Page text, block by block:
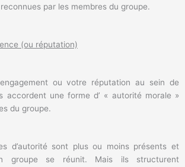
par les membres du groupe.
(ou réputation)
ou votre réputation au sein de
accordent une forme d’ « autorité morale »
du groupe.
d’autorité sont plus ou moins présents et
groupe se réunit. Mais ils structurent